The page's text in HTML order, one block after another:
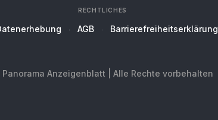
RECHTLICHES
AGB Barrierefreiheitserklärung
Anzeigenblatt | Alle Rechte vorbehalten